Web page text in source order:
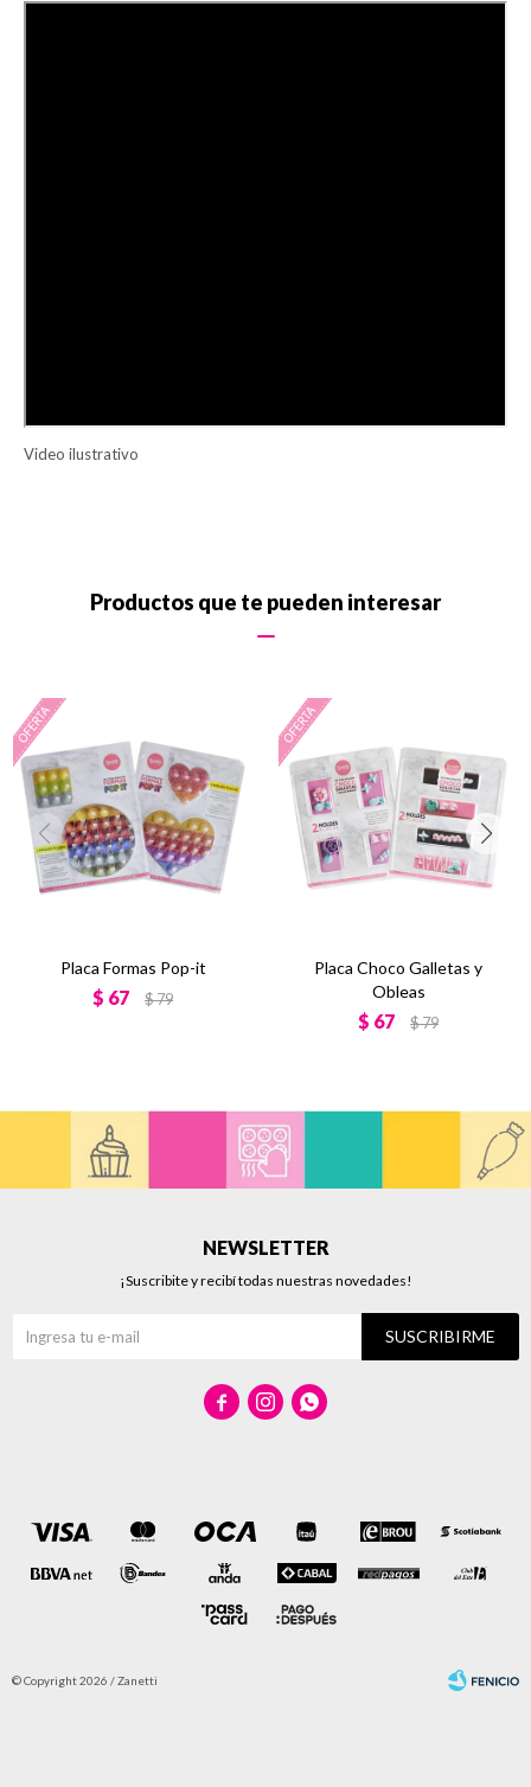
Video ilustrativo
Productos que te pueden interesar
Placa Formas Pop-it
$ 67 $79
Placa Choco Galletas y
Obleas
$ 67 $79
NEWSLETTER
¡Suscribite y recibí todas nuestras novedades!
SUSCRIBIRME
  
© Copyright 2026 / Zanetti